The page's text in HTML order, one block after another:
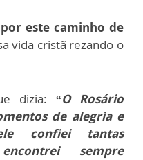
este caminho de
vida cristã rezando o
dizia:
“O Rosário
de alegria e
confiei tantas
sempre